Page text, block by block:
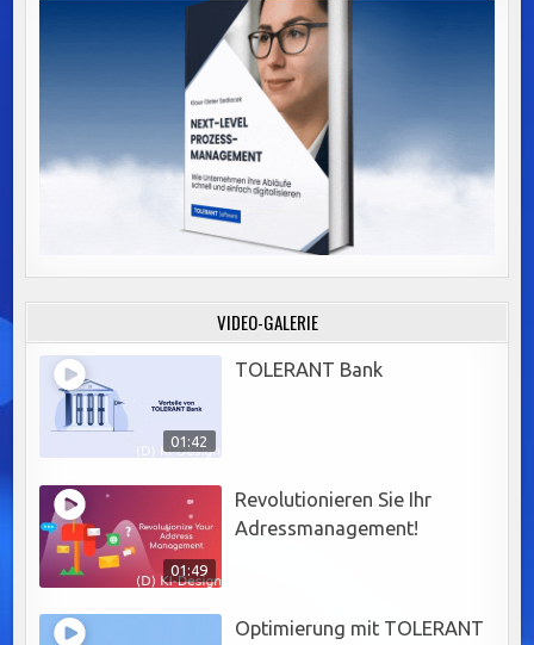
VIDEO-GALERIE
01:42
TOLERANT Bank
01:49
Revolutionieren Sie Ihr
Adressmanagement!
Optimierung mit TOLERANT